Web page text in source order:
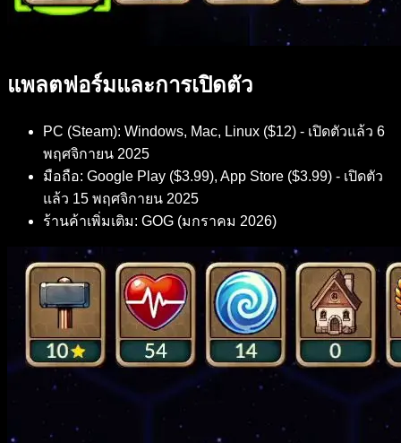
แพลตฟอร์มและการเปิดตัว
PC (Steam): Windows, Mac, Linux ($12) - เปิดตัวแล้ว 6
พฤศจิกายน 2025
มือถือ: Google Play ($3.99), App Store ($3.99) - เปิดตัว
แล้ว 15 พฤศจิกายน 2025
ร้านค้าเพิ่มเติม: GOG (มกราคม 2026)